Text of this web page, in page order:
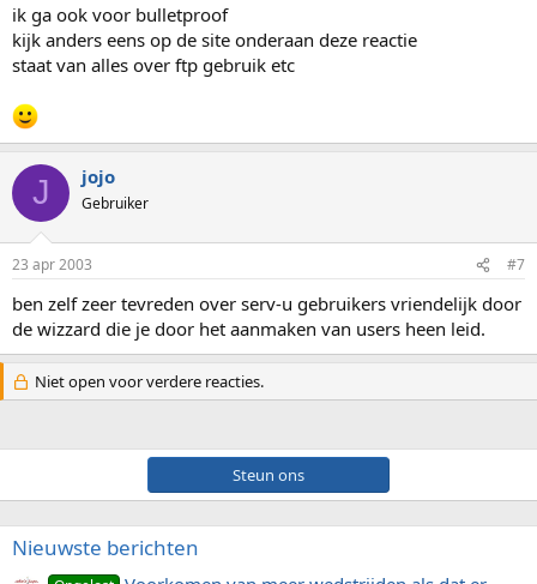
ik ga ook voor bulletproof
kijk anders eens op de site onderaan deze reactie
staat van alles over ftp gebruik etc
J jojo
Gebruiker
23 apr 2003 #7
ben zelf zeer tevreden over serv-u gebruikers vriendelijk door
de wizzard die je door het aanmaken van users heen leid.
Niet open voor verdere reacties.
Steun ons
Nieuwste berichten